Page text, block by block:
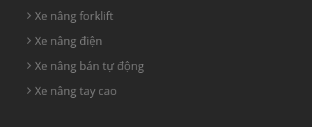
Xe nâng forklift
Xe nâng điện
Xe nâng bán tự động
Xe nâng tay cao